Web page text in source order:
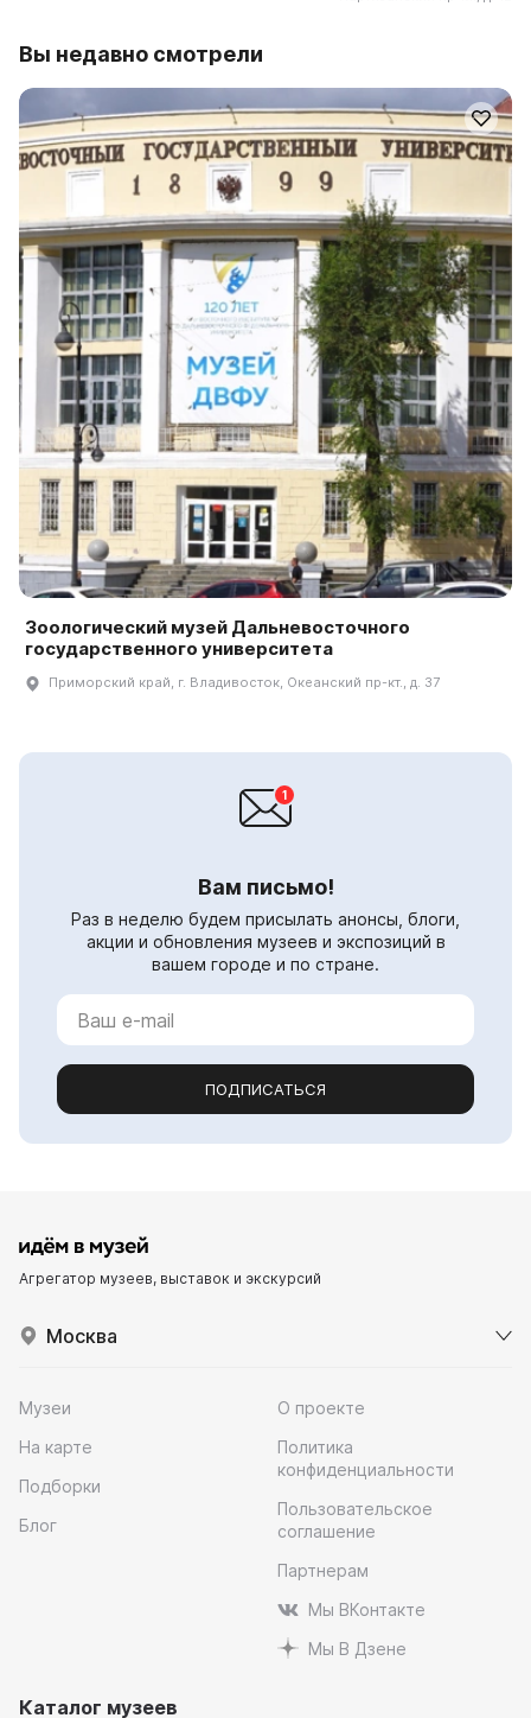
Вы недавно смотрели
Зоологический музей Дальневосточного
государственного университета
Приморский край, г. Владивосток, Океанский пр-кт., д. 37
Вам письмо!
Раз в неделю будем присылать анонсы, блоги,
акции и обновления музеев и экспозиций в
вашем городе и по стране.
ПОДПИСАТЬСЯ
Агрегатор музеев, выставок и экскурсий
Москва
Музеи
На карте
Подборки
Блог
О проекте
Политика
конфиденциальности
Пользовательское
соглашение
Партнерам
Мы ВКонтакте
Мы В Дзене
Каталог музеев